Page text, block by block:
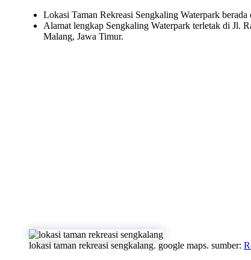
Lokasi Taman Rekreasi Sengkaling Waterpark
Alamat lengkap Sengkaling Waterpark terletak di Jl.
Malang, Jawa Timur.
lokasi taman rekreasi sengkalang. google maps. sumber: